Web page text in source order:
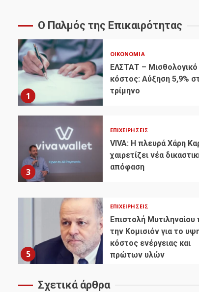
Ο Παλμός της Επικαιρότητας
1
ΟΙΚΟΝΟΜΊΑ
ΕΛΣΤΑΤ – Μισθολογικό
κόστος: Αύξηση 5,9%
τρίμηνο
3
ΕΠΙΧΕΙΡΉΣΕΙΣ
VIVA: Η πλευρά Χάρη
χαιρετίζει νέα
απόφαση
5
ΕΠΙΧΕΙΡΉΣΕΙΣ
Επιστολή Μυτιληναίου
την Κομισιόν για το
κόστος ενέργειας και
πρώτων υλών
Σχετικά άρθρα